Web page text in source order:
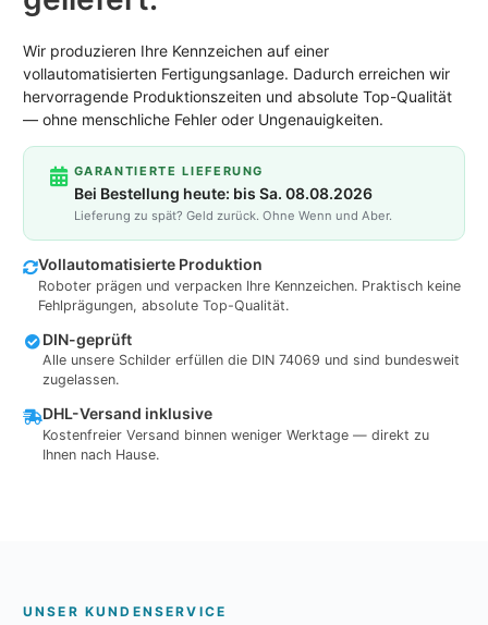
Wir produzieren Ihre Kennzeichen auf einer
vollautomatisierten Fertigungsanlage. Dadurch erreichen wir
hervorragende Produktionszeiten und absolute Top-Qualität
— ohne menschliche Fehler oder Ungenauigkeiten.
GARANTIERTE LIEFERUNG
Bei Bestellung heute: bis Sa. 08.08.2026
Lieferung zu spät? Geld zurück. Ohne Wenn und Aber.
Vollautomatisierte Produktion
Roboter prägen und verpacken Ihre Kennzeichen. Praktisch keine
Fehlprägungen, absolute Top-Qualität.
DIN-geprüft
Alle unsere Schilder erfüllen die DIN 74069 und sind bundesweit
zugelassen.
DHL-Versand inklusive
Kostenfreier Versand binnen weniger Werktage — direkt zu
Ihnen nach Hause.
UNSER KUNDENSERVICE